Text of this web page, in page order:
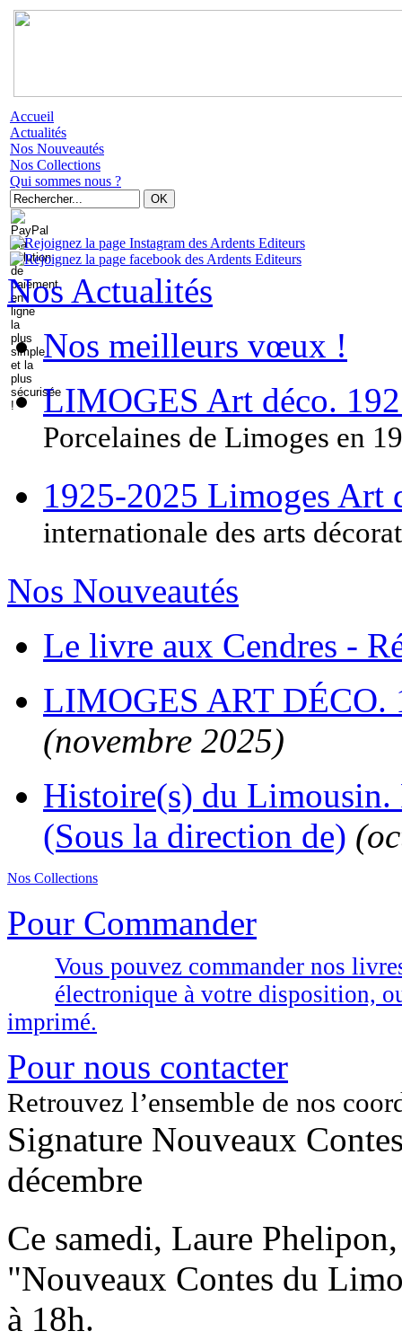
Accueil
Actualités
Nos Nouveautés
Nos Collections
Qui sommes nous ?
Nos Actualités
Nos meilleurs vœux !
LIMOGES Art déco.
Porcelaines de Limoges en
1925-2025 Limoges Art
internationale des arts
Nos Nouveautés
Le livre aux Cendres -
LIMOGES ART
(novembre 2025)
Histoire(s) du Limousin.
(Sous la direction de)
Nos Collections
Pour Commander
Vous pouvez commander nos
électronique à votre disposition,
imprimé.
Pour nous contacter
Retrouvez l’ensemble de nos
Signature Nouveaux
décembre
Ce samedi, Laure
"Nouveaux Contes du
à 18h.